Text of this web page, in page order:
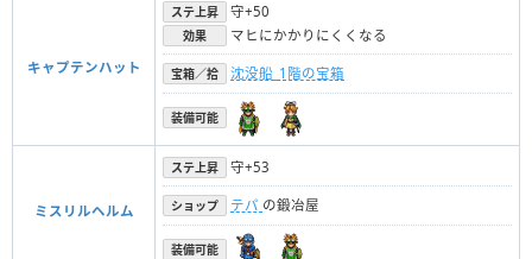
キャプテンハット
ステ上昇 守+50
効果 マヒにかかりにくくなる
宝箱／拾 沈没船_1階の宝箱
装備可能
ミスリルヘルム
ステ上昇 守+53
ショップ テパ の鍛冶屋
装備可能